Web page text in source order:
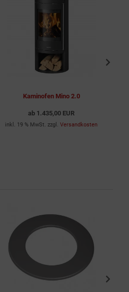
Kaminofen Mino 2.0
ab 1.435,00 EUR
inkl. 19 % MwSt. zzgl. Versandkosten